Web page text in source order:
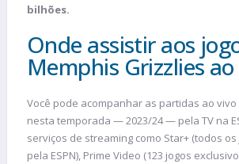
bilhões.
Onde assistir aos
Memphis Grizzlies ao
Você pode acompanhar as partidas ao
nesta temporada — 2023/24 — pela TV na
serviços de streaming como Star+ (todos
pela ESPN), Prime Video (123 jogos